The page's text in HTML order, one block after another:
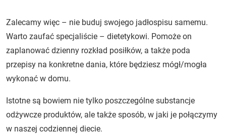
Zalecamy więc – nie buduj swojego jadłospisu samemu.
Warto zaufać specjaliście – dietetykowi. Pomoże on
zaplanować dzienny rozkład posiłków, a także poda
przepisy na konkretne dania, które będziesz mógł/mogła
wykonać w domu.
Istotne są bowiem nie tylko poszczególne substancje
odżywcze produktów, ale także sposób, w jaki je połączymy
w naszej codziennej diecie.